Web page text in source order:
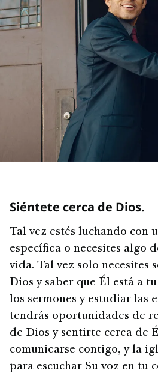
Siéntete cerca de Dios.
Tal vez estés luchando con
específica o necesites algo
vida. Tal vez solo necesites
Dios y saber que Él está a
los sermones y estudiar las
tendrás oportunidades de
de Dios y sentirte cerca de
comunicarse contigo, y la
para escuchar Su voz en tu